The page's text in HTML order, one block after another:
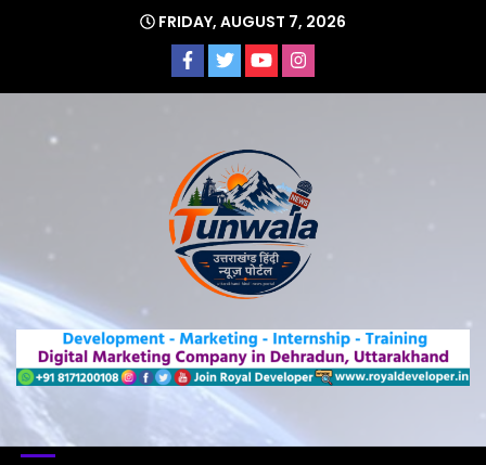
FRIDAY, AUGUST 7, 2026
Uttarakhand Hindi News Portal